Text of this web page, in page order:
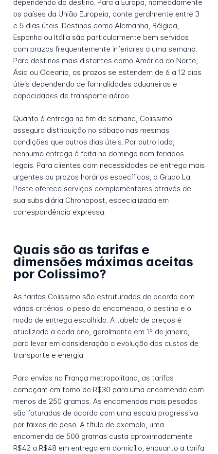
dependendo do destino. Para a Europa, nomeadamente
os países da União Europeia, conte geralmente entre 3
e 5 dias úteis. Destinos como Alemanha, Bélgica,
Espanha ou Itália são particularmente bem servidos
com prazos frequentemente inferiores a uma semana.
Para destinos mais distantes como América do Norte,
Ásia ou Oceania, os prazos se estendem de 6 a 12 dias
úteis dependendo de formalidades aduaneiras e
capacidades de transporte aéreo.
Quanto à entrega no fim de semana, Colissimo
assegura distribuição no sábado nas mesmas
condições que outros dias úteis. Por outro lado,
nenhuma entrega é feita no domingo nem feriados
legais. Para clientes com necessidades de entrega mais
urgentes ou prazos horários específicos, o Grupo La
Poste oferece serviços complementares através de
sua subsidiária Chronopost, especializada em
correspondência expressa.
Quais são as tarifas e
dimensões máximas aceitas
por Colissimo?
As tarifas Colissimo são estruturadas de acordo com
vários critérios: o peso da encomenda, o destino e o
modo de entrega escolhido. A tabela de preços é
atualizada a cada ano, geralmente em 1º de janeiro,
para levar em consideração a evolução dos custos de
transporte e energia.
Para envios na França metropolitana, as tarifas
começam em torno de R$30 para uma encomenda com
menos de 250 gramas. As encomendas mais pesadas
são faturadas de acordo com uma escala progressiva
por faixas de peso. A título de exemplo, uma
encomenda de 500 gramas custa aproximadamente
R$42 a R$48 em entrega em domicílio, enquanto a tarifa